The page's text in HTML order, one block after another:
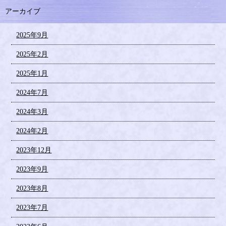
アーカイブ
2025年9月
2025年2月
2025年1月
2024年7月
2024年3月
2024年2月
2023年12月
2023年9月
2023年8月
2023年7月